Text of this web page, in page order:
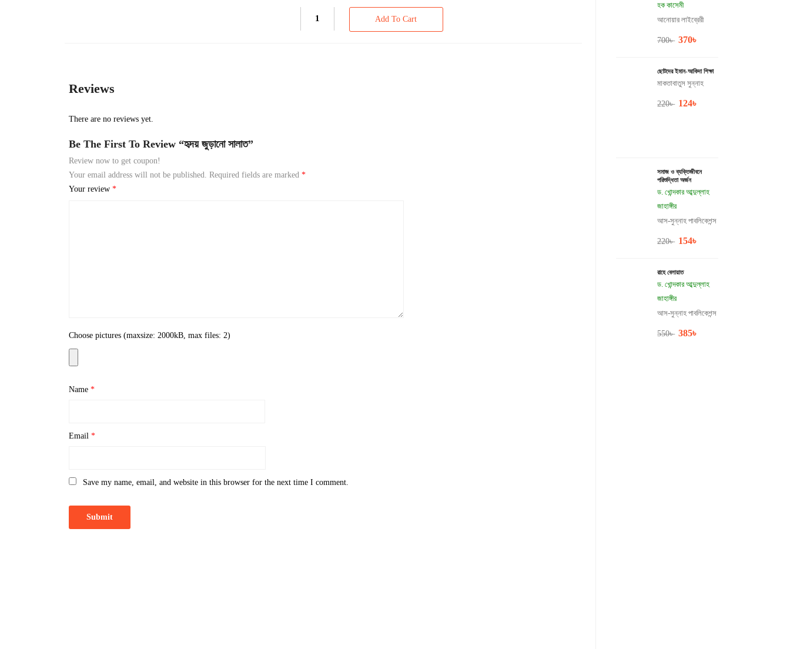
হক কাসেমী
আনোয়ার লাইব্রেরী
700৳ 370৳
ছোটদের ইমান-আকিদা শিক্ষা
মাকতাবাতুস সুন্নাহ
220৳ 124৳
সমাজ ও ব্যক্তিজীবনে
পরিশুদ্ধিতা অর্জন
ড. খোন্দকার আব্দুল্লাহ
জাহাঙ্গীর
আস-সুন্নাহ পাবলিকেশন্স
220৳ 154৳
রাহে বেলায়াত
ড. খোন্দকার আব্দুল্লাহ
জাহাঙ্গীর
আস-সুন্নাহ পাবলিকেশন্স
550৳ 385৳
Add To Cart
Reviews
There are no reviews yet.
Be The First To Review “হৃদয় জুড়ানো সালাত”
Review now to get coupon!
Your email address will not be published.
Required fields are marked*
Your review*
Choose pictures (maxsize: 2000kB, max files: 2)
Name*
Email*
Save my name, email, and website in this browser for the next time I comment.